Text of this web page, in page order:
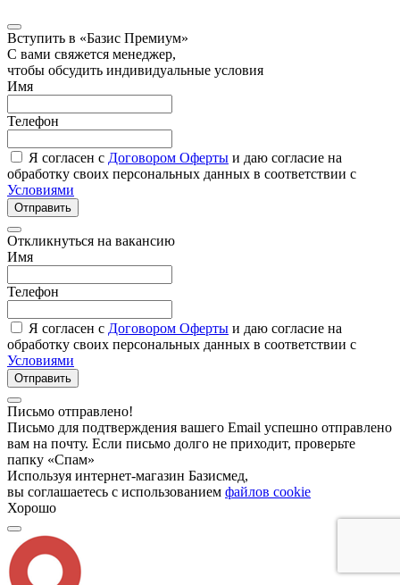
Вступить в «Базис Премиум»
С вами свяжется менеджер,
чтобы обсудить индивидуальные условия
Имя
Телефон
Я согласен с Договором Оферты и даю согласие на
обработку своих персональных данных в соответствии с
Условиями
Отправить
Откликнуться на вакансию
Имя
Телефон
Я согласен с Договором Оферты и даю согласие на
обработку своих персональных данных в соответствии с
Условиями
Отправить
Письмо отправлено!
Письмо для подтверждения вашего Email успешно отправлено
вам на почту. Если письмо долго не приходит, проверьте
папку «Спам»
Используя интернет-магазин Базисмед,
вы соглашаетесь с использованием файлов cookie
Хорошо